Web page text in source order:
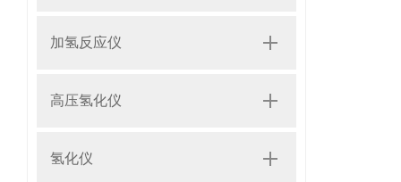
加氢反应仪
高压氢化仪
氢化仪